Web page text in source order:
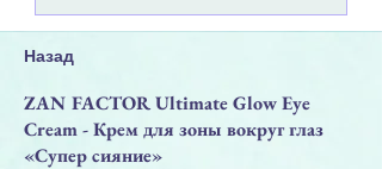
Назад
ZAN FACTOR Ultimate Glow Eye
Cream - Крем для зоны вокруг глаз
«Супер сияние»